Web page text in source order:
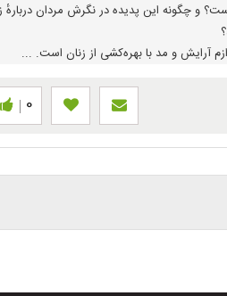
این پدیده در نگرش مردان دربارهٔ زنان
0